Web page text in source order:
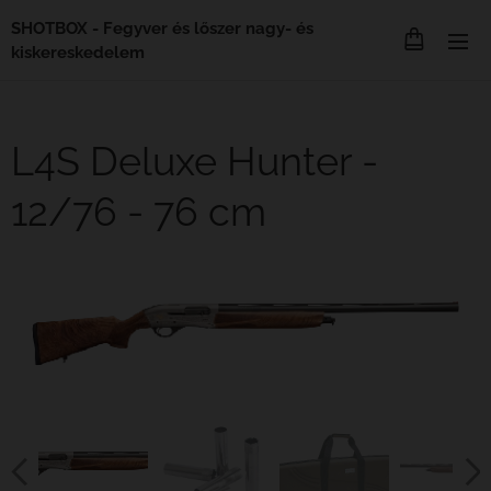
SHOTBOX - Fegyver és lőszer nagy- és
kiskereskedelem
L4S Deluxe Hunter -
12/76 - 76 cm